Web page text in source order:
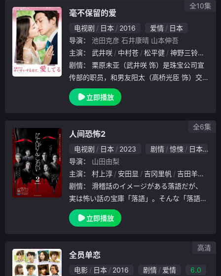
毫不保留的爱
电视剧 日本 2016 爱情
日本
导演：
池田克彦 石井康晴 山本伸吾
主演：
武井咲 中村苍 松平健 神野三铃
剧情：
传部的职员，和男友阳太（高桥光臣 饰）交
往多年，彼此之间感情一直十分要好。未亚对
未来的婚姻生活充满了憧憬，她坚信自己能够
立即播放
全10集
人间恐怖2
电视剧 日本 2023 剧情 惊悚
日本
导演：
山田由梨
主演：
村上淳 安田显 吉冈里帆 吉田羊
剧情：
実は怖い話の宝庫「落語」。そんな「落語」
の演目を原案とし、人間のさまざまな欲望が
引き起こすこわい物語を圧倒的映像美でオム
立即播放
全6集
全员单恋
电影 日本 2016 剧情 爱情
6.0
高清